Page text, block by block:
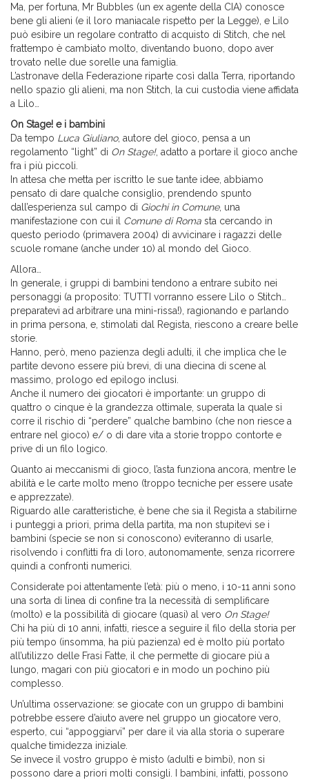
Ma, per fortuna, Mr Bubbles (un ex agente della CIA) conosce
bene gli alieni (e il loro maniacale rispetto per la Legge), e Lilo
può esibire un regolare contratto di acquisto di Stitch, che nel
frattempo è cambiato molto, diventando buono, dopo aver
trovato nelle due sorelle una famiglia.
L’astronave della Federazione riparte così dalla Terra, riportando
nello spazio gli alieni, ma non Stitch, la cui custodia viene affidata
a Lilo…
On Stage! e i bambini
Da tempo Luca Giuliano, autore del gioco, pensa a un
regolamento “light” di On Stage!, adatto a portare il gioco anche
fra i più piccoli.
In attesa che metta per iscritto le sue tante idee, abbiamo
pensato di dare qualche consiglio, prendendo spunto
dall’esperienza sul campo di Giochi in Comune, una
manifestazione con cui il Comune di Roma sta cercando in
questo periodo (primavera 2004) di avvicinare i ragazzi delle
scuole romane (anche under 10) al mondo del Gioco.
Allora…
In generale, i gruppi di bambini tendono a entrare subito nei
personaggi (a proposito: TUTTI vorranno essere Lilo o Stitch…
preparatevi ad arbitrare una mini-rissa!), ragionando e parlando
in prima persona, e, stimolati dal Regista, riescono a creare belle
storie.
Hanno, però, meno pazienza degli adulti, il che implica che le
partite devono essere più brevi, di una diecina di scene al
massimo, prologo ed epilogo inclusi.
Anche il numero dei giocatori è importante: un gruppo di
quattro o cinque è la grandezza ottimale, superata la quale si
corre il rischio di “perdere” qualche bambino (che non riesce a
entrare nel gioco) e/ o di dare vita a storie troppo contorte e
prive di un filo logico.
Quanto ai meccanismi di gioco, l’asta funziona ancora, mentre le
abilità e le carte molto meno (troppo tecniche per essere usate
e apprezzate).
Riguardo alle caratteristiche, è bene che sia il Regista a stabilirne
i punteggi a priori, prima della partita, ma non stupitevi se i
bambini (specie se non si conoscono) eviteranno di usarle,
risolvendo i conflitti fra di loro, autonomamente, senza ricorrere
quindi a confronti numerici.
Considerate poi attentamente l’età: più o meno, i 10-11 anni sono
una sorta di linea di confine tra la necessità di semplificare
(molto) e la possibilità di giocare (quasi) al vero On Stage!
Chi ha più di 10 anni, infatti, riesce a seguire il filo della storia per
più tempo (insomma, ha più pazienza) ed è molto più portato
all’utilizzo delle Frasi Fatte, il che permette di giocare più a
lungo, magari con più giocatori e in modo un pochino più
complesso.
Un’ultima osservazione: se giocate con un gruppo di bambini
potrebbe essere d’aiuto avere nel gruppo un giocatore vero,
esperto, cui “appoggiarvi” per dare il via alla storia o superare
qualche timidezza iniziale.
Se invece il vostro gruppo è misto (adulti e bimbi), non si
possono dare a priori molti consigli. I bambini, infatti, possono